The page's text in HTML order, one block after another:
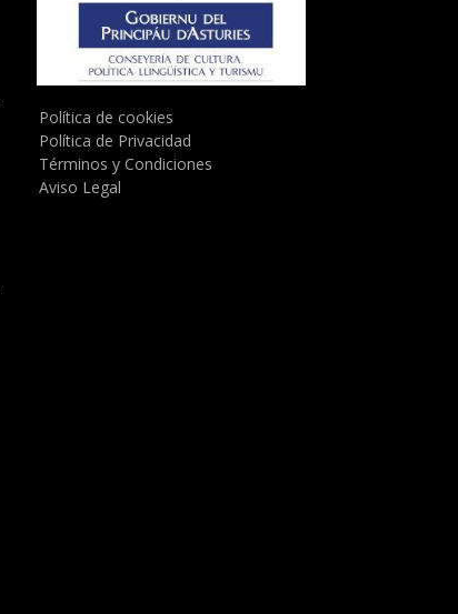
Política de cookies
Política de Privacidad
Términos y Condiciones
Aviso Legal